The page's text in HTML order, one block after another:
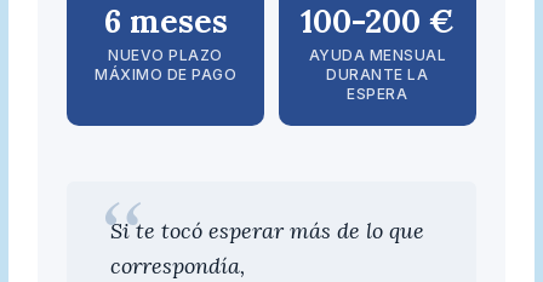
6 meses
NUEVO PLAZO
MÁXIMO DE PAGO
100-200 €
AYUDA MENSUAL
DURANTE LA
ESPERA
Si te tocó esperar más de lo que
correspondía,